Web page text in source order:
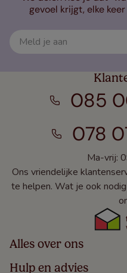
gevoel krijgt, elke
085
078
Ma-vrij:
Ons vriendelijke
te helpen. Wat je ook
Alles over ons
Home
Hulp en advies